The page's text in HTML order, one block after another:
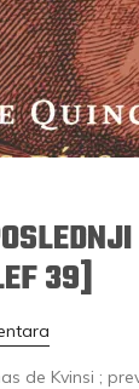
39]
de Kvinsi ;